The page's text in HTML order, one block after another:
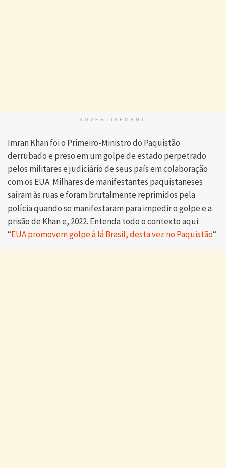
ADVERTISEMENT
Imran Khan foi o Primeiro-Ministro do Paquistão
derrubado e preso em um golpe de estado perpetrado
pelos militares e judiciário de seus país em colaboração
com os EUA. Milhares de manifestantes paquistaneses
saíram às ruas e foram brutalmente reprimidos pela
polícia quando se manifestaram para impedir o golpe e a
prisão de Khan e, 2022. Entenda todo o contexto aqui:
“EUA promovem golpe à lá Brasil, desta vez no Paquistão“